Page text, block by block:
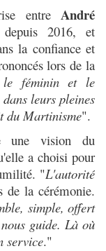
entre André
2016, et
la confiance et
lors de la
le féminin et le
leurs pleines
du Martinisme".
une vision du
a choisi pour
"L'autorité
de la cérémonie.
simple, offert
guide. Là où
service."